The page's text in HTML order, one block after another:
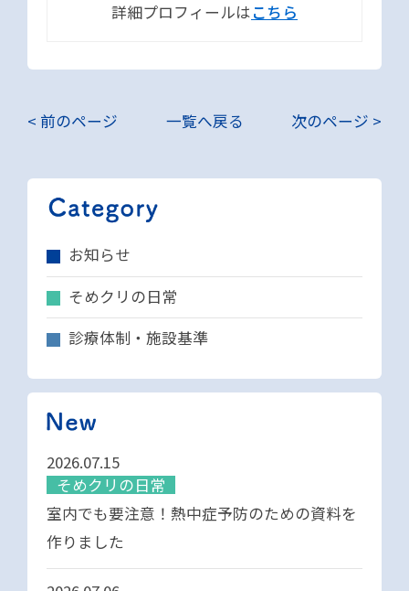
詳細プロフィールはこちら
< 前のページ 一覧へ戻る 次のページ >
お知らせ
そめクリの日常
診療体制・施設基準
2026.07.15
そめクリの日常
室内でも要注意！熱中症予防のための資料を
作りました